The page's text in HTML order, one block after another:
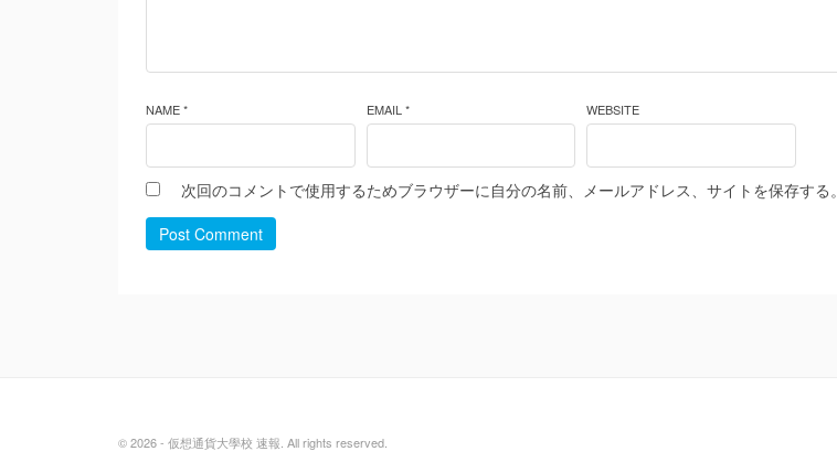
NAME * EMAIL * WEBSITE
次回のコメントで使用するためブラウザーに自分の名前、メールアドレス、サイトを保存する。
Post Comment
© 2026 - 仮想通貨大學校 速報. All rights reserved.